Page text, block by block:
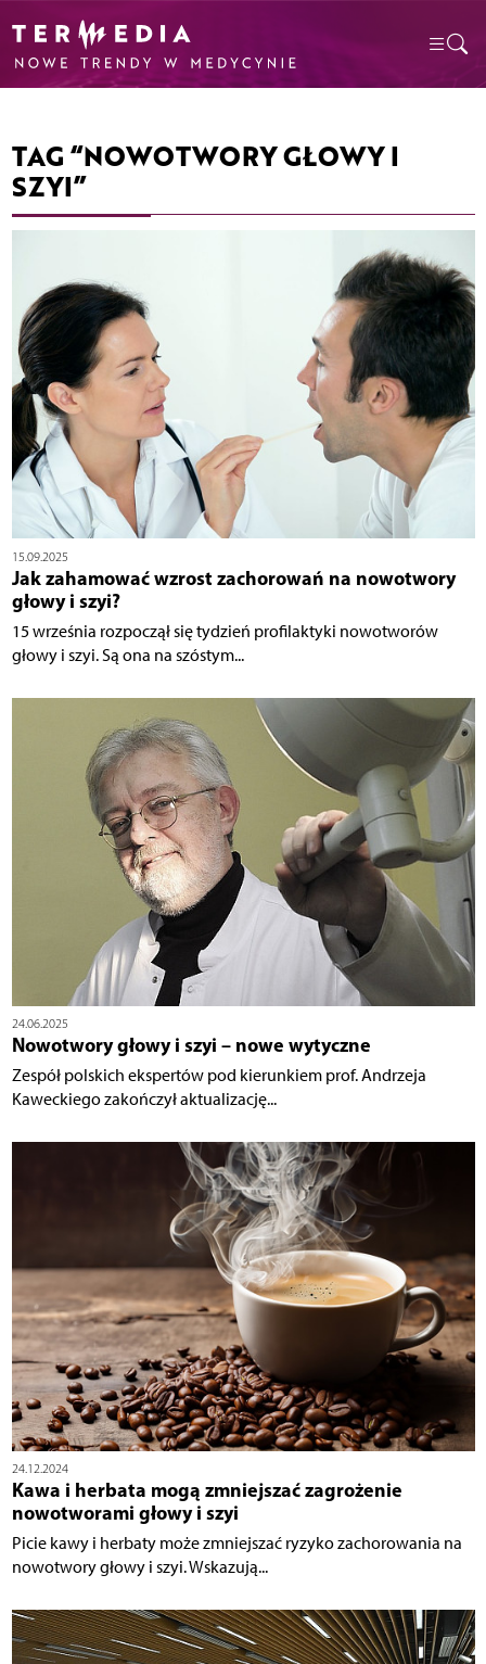
TAG “NOWOTWORY GŁOWY I
SZYI”
15.09.2025
Jak zahamować wzrost zachorowań na nowotwory
głowy i szyi?
15 września rozpoczął się tydzień profilaktyki nowotworów
głowy i szyi. Są ona na szóstym...
24.06.2025
Nowotwory głowy i szyi – nowe wytyczne
Zespół polskich ekspertów pod kierunkiem prof. Andrzeja
Kaweckiego zakończył aktualizację...
24.12.2024
Kawa i herbata mogą zmniejszać zagrożenie
nowotworami głowy i szyi
Picie kawy i herbaty może zmniejszać ryzyko zachorowania na
nowotwory głowy i szyi. Wskazują...